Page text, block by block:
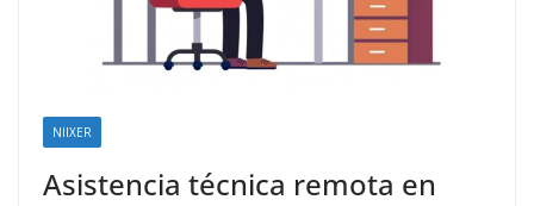
NIIXER
Asistencia técnica remota en